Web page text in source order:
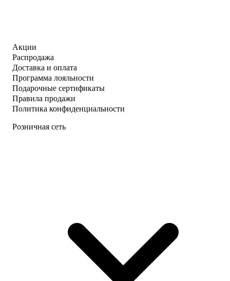
Акции
Распродажа
Доставка и оплата
Программа лояльности
Подарочные сертификаты
Правила продажи
Политика конфиденциальности
Розничная сеть